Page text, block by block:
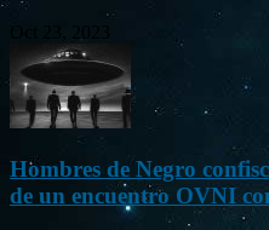
Hombres de Negro
de un encuentro OVNI